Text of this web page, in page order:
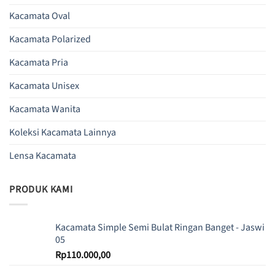
Kacamata Oval
Kacamata Polarized
Kacamata Pria
Kacamata Unisex
Kacamata Wanita
Koleksi Kacamata Lainnya
Lensa Kacamata
PRODUK KAMI
Kacamata Simple Semi Bulat Ringan Banget - Jaswi
05
Rp110.000,00